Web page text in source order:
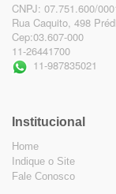
CNPJ: 07.751.600/
Rua Caquito, 498
Cep:03.607-000
11-26441700
11-987835021
Institucional
Home
Indique o Site
Fale Conosco